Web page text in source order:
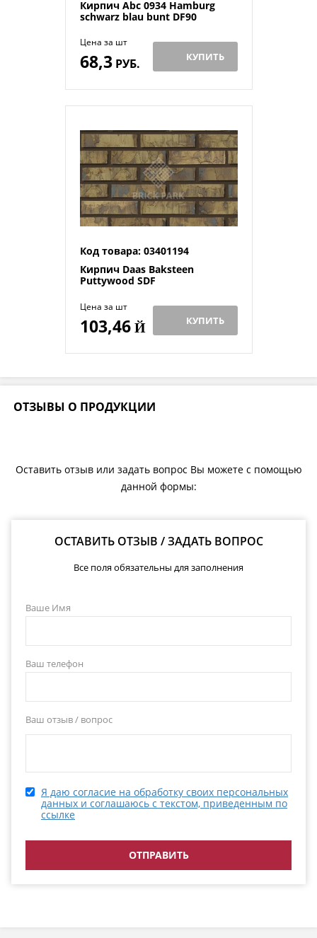
Кирпич Abc 0934 Hamburg
schwarz blau bunt DF90
Цена за шт
68,3РУБ. КУПИТЬ
Код товара: 03401194
Кирпич Daas Baksteen
Puttywood SDF
Цена за шт
103,46Й КУПИТЬ
ОТЗЫВЫ О ПРОДУКЦИИ
Оставить отзыв или задать вопрос Вы можете с помощью
данной формы:
ОСТАВИТЬ ОТЗЫВ / ЗАДАТЬ ВОПРОС
Все поля обязательны для заполнения
Ваше Имя
Ваш телефон
Ваш отзыв / вопрос
Я даю согласие на обработку своих персональных
данных и соглашаюсь с текстом, приведенным по
ссылке